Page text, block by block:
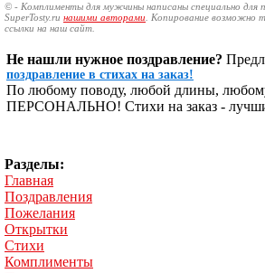
© - Комплименты для мужчины написаны специально для
SuperTosty.ru нашими авторами . Копирование возможно
ссылки на наш сайт.
Не нашли нужное поздравление?
поздравление в стихах на заказ!
По любому поводу, любой длины,
ПЕРСОНАЛЬНО! Стихи на заказ -
Разделы:
Главная
Поздравления
Пожелания
Открытки
Стихи
Комплименты